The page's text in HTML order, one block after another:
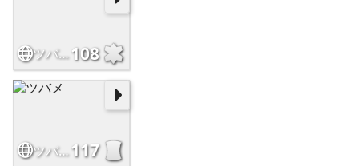
ツバメ108
ツバメ117